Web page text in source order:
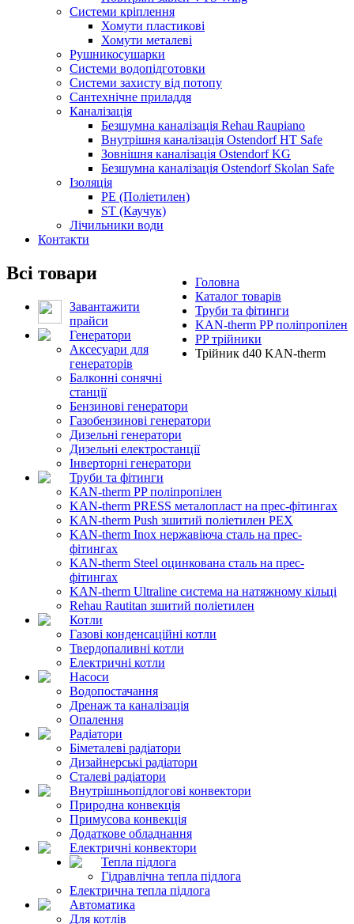
Системи кріплення
Хомути пластикові
Хомути металеві
Рушникосушарки
Системи водопідготовки
Системи захисту від потопу
Сантехнічне приладдя
Каналізація
Безшумна каналізація Rehau Raupiano
Внутрішня каналізація Ostendorf HT Safe
Зовнішня каналізація Ostendorf KG
Безшумна каналізація Ostendorf Skolan Safe
Ізоляція
PE (Поліетилен)
ST (Каучук)
Лічильники води
Контакти
Головна
Каталог товарів
Труби та фітинги
KAN-therm PP поліпропілен
PP трійники
Трійник d40 KAN-therm
Всі товари
Завантажити
прайси
Генератори
Аксесуари для
генераторів
Балконні сонячні
станції
Бензинові генератори
Газобензинові генератори
Дизельні генератори
Дизельні електростанції
Інверторні генератори
Труби та фітинги
KAN-therm PP поліпропілен
KAN-therm PRESS металопласт на прес-фітингах
KAN-therm Push зшитий поліетилен PEX
KAN-therm Inox нержавіюча сталь на прес-
фітингах
KAN-therm Steel оцинкована сталь на прес-
фітингах
KAN-therm Ultraline система на натяжному кільці
Rehau Rautitan зшитий поліетилен
Котли
Газові конденсаційні котли
Твердопаливні котли
Електричні котли
Насоси
Водопостачання
Дренаж та каналізація
Опалення
Радіатори
Біметалеві радіатори
Дизайнерські радіатори
Сталеві радіатори
Внутрішньопідлогові конвектори
Природна конвекція
Примусова конвекція
Додаткове обладнання
Електричні конвектори
Тепла підлога
Гідравлічна тепла підлога
Електрична тепла підлога
Автоматика
Для котлів